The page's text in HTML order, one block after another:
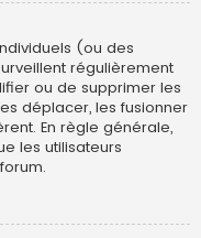
(ou des
régulièrement
ou de supprimer les
déplacer, les fusionner
En règle générale,
les utilisateurs